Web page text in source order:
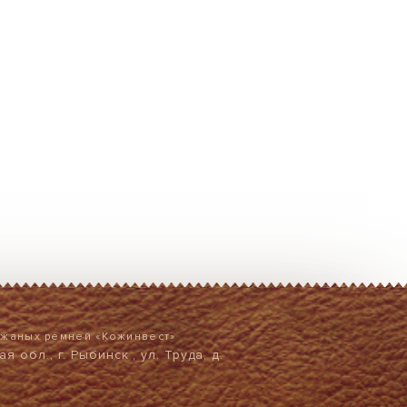
ремней «Кожинвест»
обл., г. Рыбинск , ул. Труда, д.